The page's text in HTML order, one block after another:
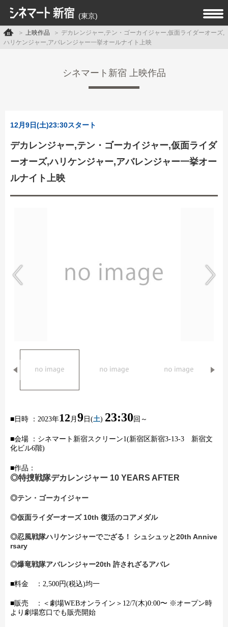
(東京)
上映作品
デカレンジャー,テン・ゴーカイジャー,仮面ライダーオーズ,
ハリケンジャー,アバレンジャー一挙オールナイト上映
シネマート新宿 上映作品
12月9日(土)23:30スタート
デカレンジャー,テン・ゴーカイジャー,仮面ライダ
ーオーズ,ハリケンジャー,アバレンジャー一挙オー
ルナイト上映
■日時 ： 2023年12 月 9 日 (土) 23:30 回～
■会場 ：シネマート新宿スクリーン1(新宿区新宿3-13-3 新宿文
化ビル6階)
■作品：
◎特捜戦隊デカレンジャー 10 YEARS AFTER
◎テン・ゴーカイジャー
◎仮面ライダーオーズ10th 復活のコアメダル
◎忍風戦隊ハリケンジャーでござる！ シュシュッと20th Annive
rsary
◎爆竜戦隊アバレンジャー20th 許されざるアバレ
■料金 ：2,500円(税込)均一
■販売 ：＜劇場WEBオンライン＞12/7(木)0:00〜 ※ オープン時
より劇場窓口でも販売開始